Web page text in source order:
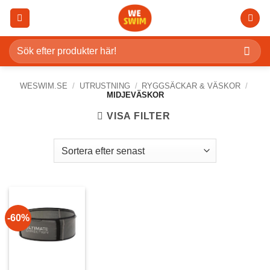
Skip
content
Sök
efter:
WESWIM.SE / UTRUSTNING / RYGGSÄCKAR & VÄSKOR /
MIDJEVÄSKOR
VISA FILTER
-60%